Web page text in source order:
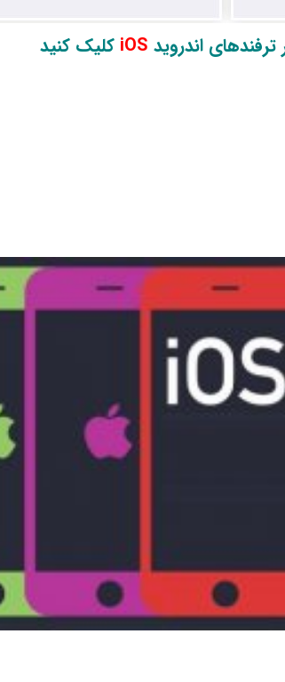
اندروید iOS کلیک کنید